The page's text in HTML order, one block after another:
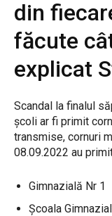
din
făcute
explicat
Scandal la finalul
școli ar fi primit
transmise, cornuri
08.09.2022 au
Gimnazială Nr 1
Școala